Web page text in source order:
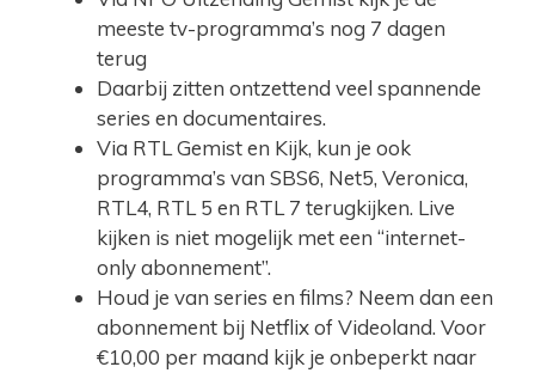
meeste tv-programma’s nog 7 dagen
terug
Daarbij zitten ontzettend veel spannende
series en documentaires.
Via RTL Gemist en Kijk, kun je ook
programma’s van SBS6, Net5, Veronica,
RTL4, RTL 5 en RTL 7 terugkijken. Live
kijken is niet mogelijk met een “internet-
only abonnement”.
Houd je van series en films? Neem dan een
abonnement bij Netflix of Videoland. Voor
€10,00 per maand kijk je onbeperkt naar